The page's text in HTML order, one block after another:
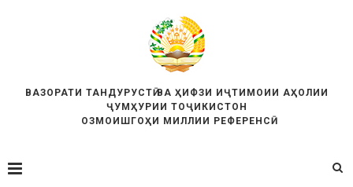
ВАЗОРАТИ ТАНДУРУСТӢ ВА ҲИФЗИ ИҶТИМОИИ АҲОЛИИ
ҶУМҲУРИИ ТОҶИКИСТОН
ОЗМОИШГОҲИ МИЛЛИИ РЕФЕРЕНСӢ